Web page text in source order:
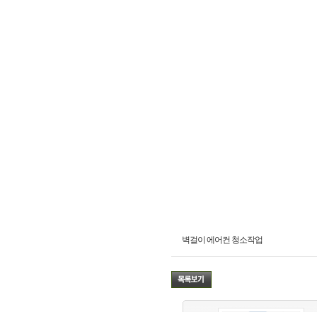
벽걸이 에어컨 청소작업